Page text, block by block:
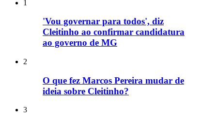
1
'Vou governar para todos', diz
Cleitinho ao confirmar candidatura
ao governo de MG
2
O que fez Marcos Pereira mudar de
ideia sobre Cleitinho?
3